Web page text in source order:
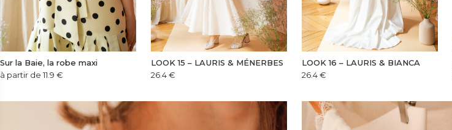
Sur la Baie, la robe maxi
à partir de 11.9 €
LOOK 15 – LAURIS & MÉNERBES
26.4€
LOOK 16 – LAURIS & BIANCA
26.4€